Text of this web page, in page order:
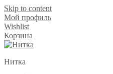
Skip to content
Мой профиль
Wishlist
Корзина
Нитка